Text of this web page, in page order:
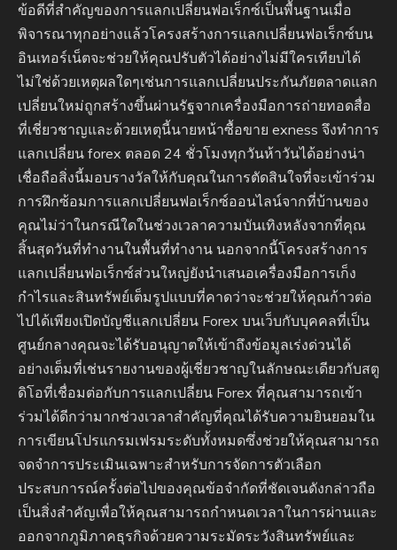
ข้อดีที่สำคัญของการแลกเปลี่ยนฟอเร็กซ์เป็นพื้นฐานเมื่อ
พิจารณาทุกอย่างแล้วโครงสร้างการแลกเปลี่ยนฟอเร็กซ์บน
อินเทอร์เน็ตจะช่วยให้คุณปรับตัวได้อย่างไม่มีใครเทียบได้
ไม่ใช่ด้วยเหตุผลใดๆเช่นการแลกเปลี่ยนประกันภัยตลาดแลก
เปลี่ยนใหม่ถูกสร้างขึ้นผ่านรัฐจากเครื่องมือการถ่ายทอดสื่อ
ที่เชี่ยวชาญและด้วยเหตุนี้นายหน้าซื้อขาย exness จึงทำการ
แลกเปลี่ยน forex ตลอด 24 ชั่วโมงทุกวันห้าวันได้อย่างน่า
เชื่อถือสิ่งนี้มอบรางวัลให้กับคุณในการตัดสินใจที่จะเข้าร่วม
การฝึกซ้อมการแลกเปลี่ยนฟอเร็กซ์ออนไลน์จากที่บ้านของ
คุณไม่ว่าในกรณีใดในช่วงเวลาความบันเทิงหลังจากที่คุณ
สิ้นสุดวันที่ทำงานในพื้นที่ทำงาน นอกจากนี้โครงสร้างการ
แลกเปลี่ยนฟอเร็กซ์ส่วนใหญ่ยังนำเสนอเครื่องมือการเก็ง
กำไรและสินทรัพย์เต็มรูปแบบที่คาดว่าจะช่วยให้คุณก้าวต่อ
ไปได้เพียงเปิดบัญชีแลกเปลี่ยน Forex บนเว็บกับบุคคลที่เป็น
ศูนย์กลางคุณจะได้รับอนุญาตให้เข้าถึงข้อมูลเร่งด่วนได้
อย่างเต็มที่เช่นรายงานของผู้เชี่ยวชาญในลักษณะเดียวกับสตู
ดิโอที่เชื่อมต่อกับการแลกเปลี่ยน Forex ที่คุณสามารถเข้า
ร่วมได้ดีกว่ามากช่วงเวลาสำคัญที่คุณได้รับความยินยอมใน
การเขียนโปรแกรมเฟรมระดับทั้งหมดซึ่งช่วยให้คุณสามารถ
จดจำการประเมินเฉพาะสำหรับการจัดการตัวเลือก
ประสบการณ์ครั้งต่อไปของคุณข้อจำกัดที่ชัดเจนดังกล่าวถือ
เป็นสิ่งสำคัญเพื่อให้คุณสามารถกำหนดเวลาในการผ่านและ
ออกจากภูมิภาคธุรกิจด้วยความระมัดระวังสินทรัพย์และ